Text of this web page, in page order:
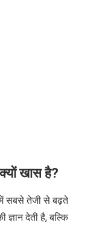
खास है?
सबसे तेजी से बढ़ते
देती है, बल्कि